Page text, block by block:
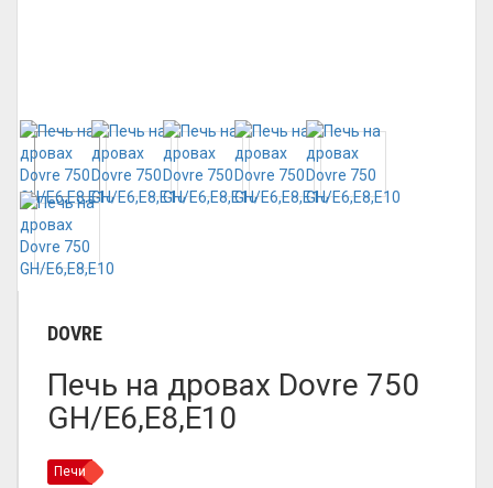
DOVRE
Печь на дровах Dovre 750
GH/E6,E8,E10
Печи